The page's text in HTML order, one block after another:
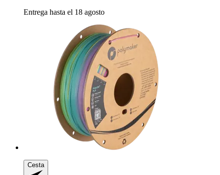
Entrega hasta el 18 agosto
Cesta